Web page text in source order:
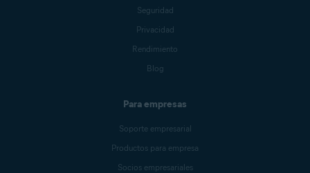
Seguridad
Privacidad
Rendimiento
Blog
Para empresas
Soporte empresarial
Productos para empresa
Socios empresariales